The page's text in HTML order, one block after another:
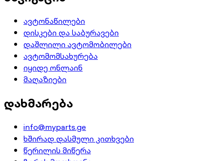
ავტონაწილები
დისკები და საბურავები
დაშლილი ავტომობილები
ავტომომსახურება
იყიდე ონლაინ
მაღაზიები
დახმარება
info@myparts.ge
ხშირად დასმული კითხვები
წერილის მიწერა